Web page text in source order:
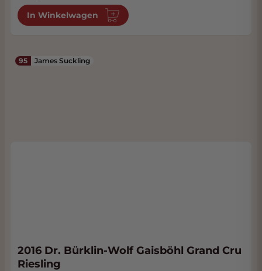
In Winkelwagen
95 James Suckling
2016 Dr. Bürklin-Wolf Gaisböhl Grand Cru
Riesling